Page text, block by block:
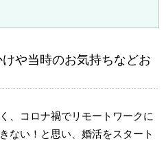
や当時のお気持ちなどお
、コロナ禍でリモートワークに
ない！と思い、婚活をスタート